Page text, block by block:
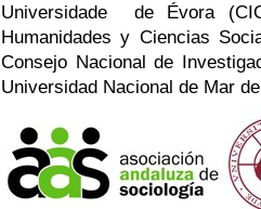
Universidade de Évora
Humanidades y Ciencias
Consejo Nacional de
Universidad Nacional de Mar